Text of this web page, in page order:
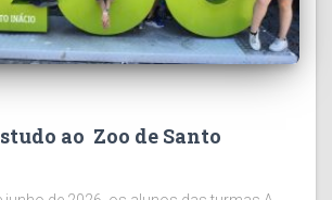
ao Zoo de Santo